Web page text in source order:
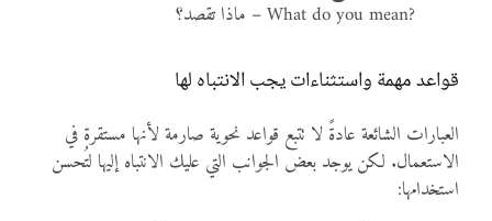
What do you mean?– ماذا تقصد؟
قواعد مهمة واستثناءات يجب الانتباه لها
العبارات الشائعة عادةً لا تتبع قواعد نحوية صارمة لأنها مستقرة في
الاستعمال. لكن يوجد بعض الجوانب التي عليك الانتباه إليها لتُحسن
استخدامها: